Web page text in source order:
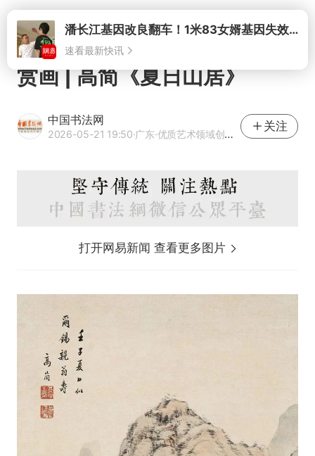
打开
速看最新快讯
赏画 | 高简《夏日山居》
中国书法网
2026-05-21 19:50·广东·优质艺术领域创作者
关注
打开网易新闻 查看更多图片